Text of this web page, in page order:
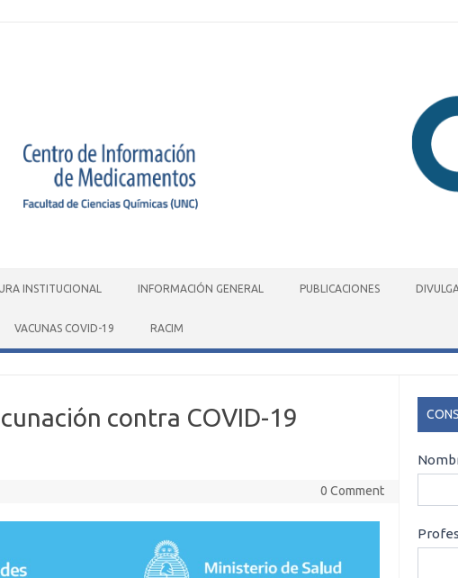
INSTITUCIONAL INFORMACIÓN GENERAL PUBLICACIONES
VACUNAS COVID-19 RACIM
contra COVID-19
0 Comment